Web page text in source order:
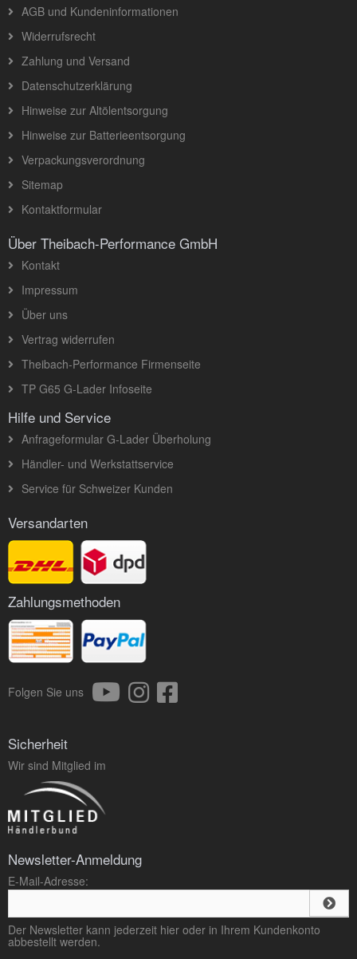
AGB und Kundeninformationen
Widerrufsrecht
Zahlung und Versand
Datenschutzerklärung
Hinweise zur Altölentsorgung
Hinweise zur Batterieentsorgung
Verpackungsverordnung
Sitemap
Kontaktformular
Über Theibach-Performance GmbH
Kontakt
Impressum
Über uns
Vertrag widerrufen
Theibach-Performance Firmenseite
TP G65 G-Lader Infoseite
Hilfe und Service
Anfrageformular G-Lader Überholung
Händler- und Werkstattservice
Service für Schweizer Kunden
Versandarten
Zahlungsmethoden
Folgen Sie uns
Sicherheit
Wir sind Mitglied im
Newsletter-Anmeldung
E-Mail-Adresse:
Der Newsletter kann jederzeit hier oder in Ihrem Kundenkonto
abbestellt werden.